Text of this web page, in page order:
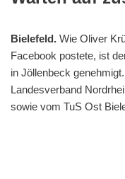
Bielefeld. Wie Oliver
Facebook postete, ist
in Jöllenbeck
Landesverband
sowie vom TuS Ost